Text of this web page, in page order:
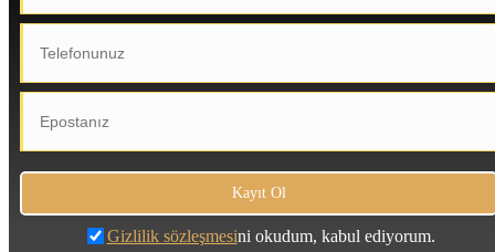
Gizlilik sözleşmesini okudum, kabul ediyorum.